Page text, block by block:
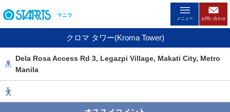
ー
ジ
移
る
マニラ
メニュー お問い合わせ
クロマ タワー(Kroma Tower)
Dela Rosa Access Rd 3, Legazpi Village, Makati City, Metro
Manila